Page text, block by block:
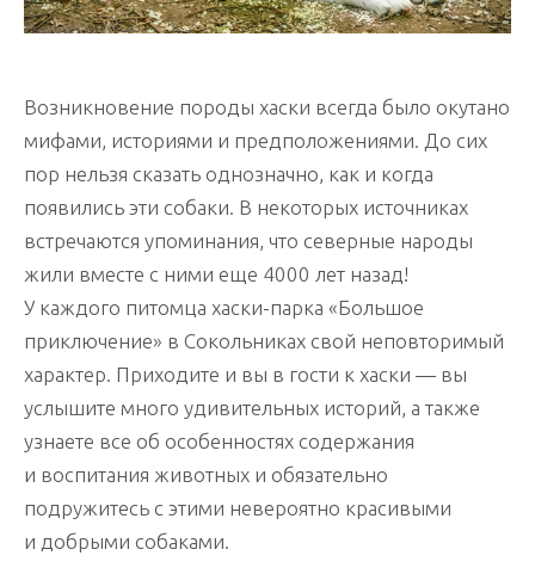
Возникновение породы хаски всегда было окутано
мифами, историями и предположениями. До сих
пор нельзя сказать однозначно, как и когда
появились эти собаки. В некоторых источниках
встречаются упоминания, что северные народы
жили вместе с ними еще 4000 лет назад!
У каждого питомца хаски-парка «Большое
приключение» в Сокольниках свой неповторимый
характер. Приходите и вы в гости к хаски — вы
услышите много удивительных историй, а также
узнаете все об особенностях содержания
и воспитания животных и обязательно
подружитесь с этими невероятно красивыми
и добрыми собаками.